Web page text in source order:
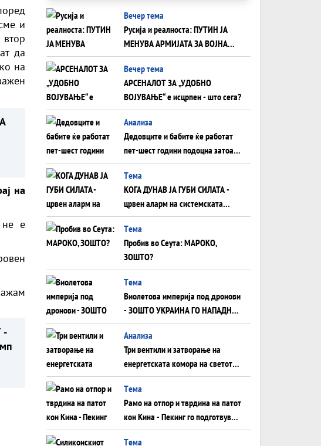
и
да
на
на
не е
-
Вечер тема
Русија и реалноста: ПУТИН ЈА
МЕНУВА АРМИЈАТА ЗА ВОЈНА
ШТО ОСТАНУВА БЕЗ ФРОНТ
Вечер тема
АРСЕНАЛОТ ЗА „УДОБНО
ВОЈУВАЊЕ“ е исцрпен - што сега?
Анализа
Дедовците и бабите ќе работат
пет-шест години подоцна затоа
што НЕМААТ ВНУЦИ ДА ГИ
ЗАМЕНАТ
Tема
КОГА ДУНАВ ЈА ГУБИ СИЛАТА -
црвен аларм на системската
плоча од јужна Германија до
Црното Море...
Tема
Пробив во Сеута: МАРОКО,
ЗОШТО?
Tема
Виолетова империја под дронови
- ЗОШТО УКРАИНА ГО НАПАДНА
РУСКИОТ WILDBERRIES
Aнализа
Три вентили и затворање на
енергетската комора на светот:
Нападот во Суец најавува
глобален енергетски инфаркт?
Tема
Рамо на отпор и тврдина на патот
кон Кина - Пекинг го подготвува
Иран за американска копнена
Tема